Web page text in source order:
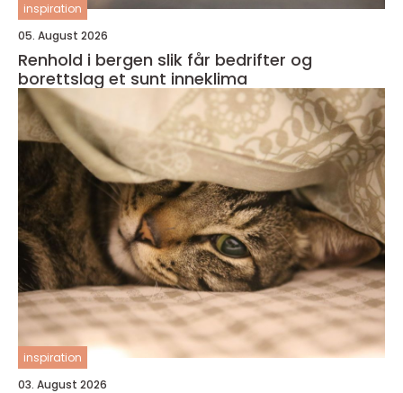
inspiration
05. August 2026
Renhold i bergen slik får bedrifter og
borettslag et sunt inneklima
inspiration
03. August 2026